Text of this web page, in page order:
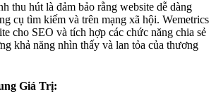
thu hút là đảm bảo rằng website dễ dàng
cụ tìm kiếm và trên mạng xã hội. Wemetrics
cho SEO và tích hợp các chức năng chia sẻ
khả năng nhìn thấy và lan tỏa của thương
Giá Trị: